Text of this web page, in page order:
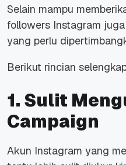
Selain mampu
followers Instagram
yang perlu
Berikut rincian
1. Sulit
Campaign
Akun Instagram yang